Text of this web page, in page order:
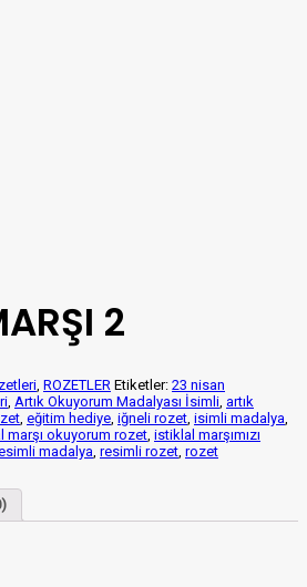
2
ROZETLER Etiketler: 23 nisan
Artık Okuyorum Madalyası İsimli artık
eğitim hediye iğneli rozet isimli madalya
marşı okuyorum rozet istiklal marşımızı
madalya resimli rozet rozet